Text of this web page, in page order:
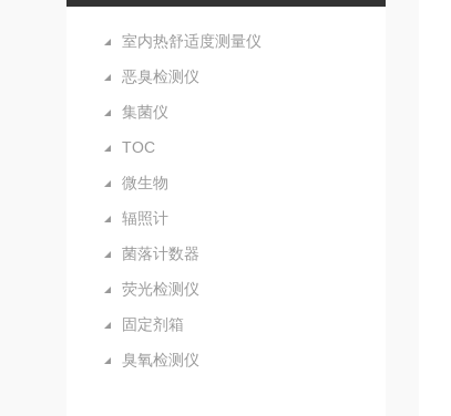
室内热舒适度测量仪
恶臭检测仪
集菌仪
TOC
微生物
辐照计
菌落计数器
荧光检测仪
固定剂箱
臭氧检测仪